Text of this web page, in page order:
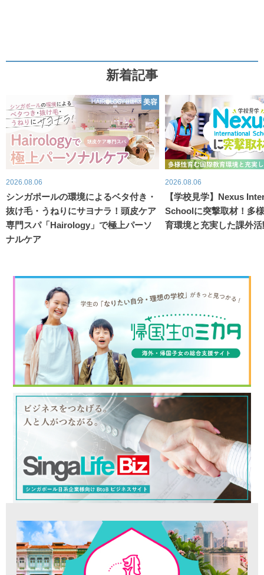
新着記事
美容
2026.08.06
シンガポールの環境によるベタ付き・
抜け毛・うねりにサヨナラ！頭皮ケア
専門スパ「Hairology」で極上パーソ
ナルケア
2026.08.06
【学校見学】Nexus
Schoolに突撃取材！多
育環境と充実した課外